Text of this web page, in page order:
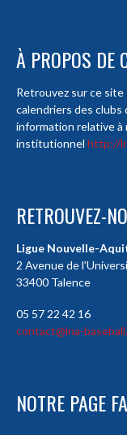
À PROPOS DE
Retrouvez sur ce
calendriers des
information relative à
institutionnel http://
RETROUVEZ-
Ligue Nouvelle-
2 Avenue de
33400 Talence
05 57 22 42 16
contact@lna-
NOTRE PAGE